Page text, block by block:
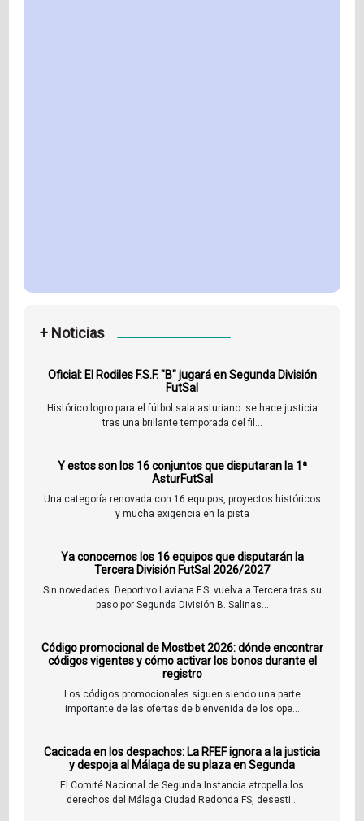
+ Noticias
Oficial: El Rodiles F.S.F. "B" jugará en Segunda División
FutSal
Histórico logro para el fútbol sala asturiano: se hace justicia
tras una brillante temporada del fil...
Y estos son los 16 conjuntos que disputaran la 1ª
AsturFutSal
Una categoría renovada con 16 equipos, proyectos históricos
y mucha exigencia en la pista
Ya conocemos los 16 equipos que disputarán la
Tercera División FutSal 2026/2027
Sin novedades. Deportivo Laviana F.S. vuelva a Tercera tras su
paso por Segunda División B. Salinas...
Código promocional de Mostbet 2026: dónde encontrar
códigos vigentes y cómo activar los bonos durante el
registro
Los códigos promocionales siguen siendo una parte
importante de las ofertas de bienvenida de los ope...
Cacicada en los despachos: La RFEF ignora a la justicia
y despoja al Málaga de su plaza en Segunda
El Comité Nacional de Segunda Instancia atropella los
derechos del Málaga Ciudad Redonda FS, desesti...